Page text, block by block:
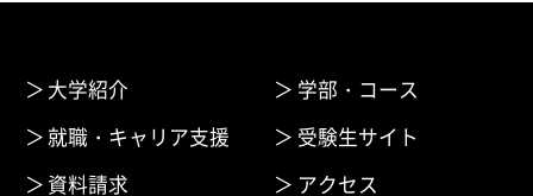
大学紹介
学部・コース
就職・キャリア支援
受験生サイト
資料請求
アクセス